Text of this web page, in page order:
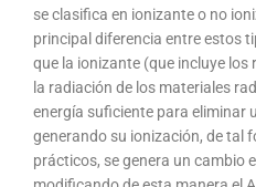
se clasifica en ionizante o no
principal diferencia entre estos
que la ionizante (que incluye los
la radiación de los materiales
energía suficiente para eliminar
generando su ionización, de tal
prácticos, se genera un cambio